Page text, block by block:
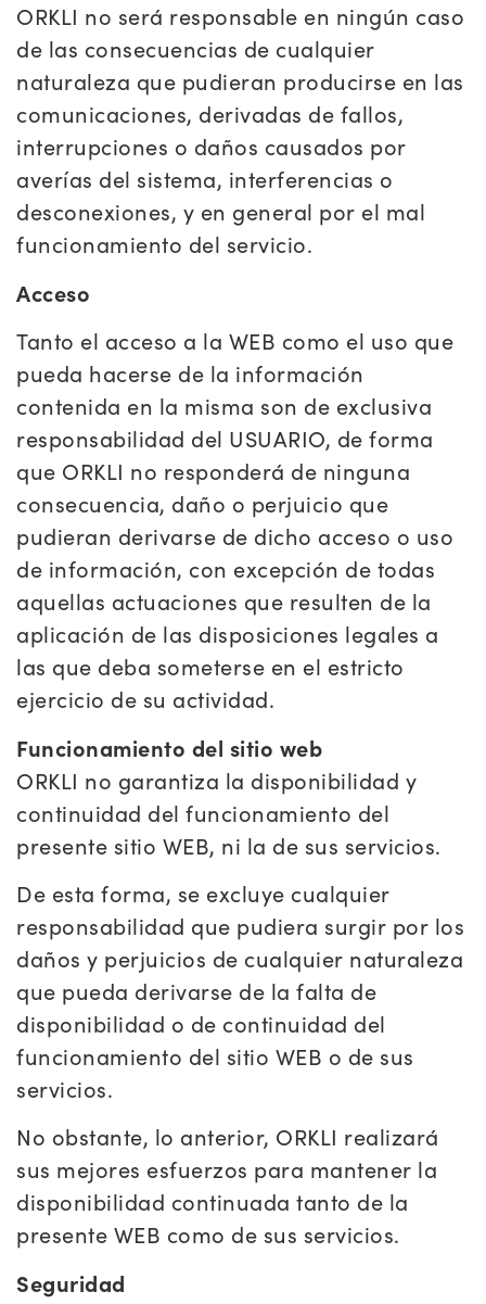
ORKLI no será responsable en ningún caso
de las consecuencias de cualquier
naturaleza que pudieran producirse en las
comunicaciones, derivadas de fallos,
interrupciones o daños causados por
averías del sistema, interferencias o
desconexiones, y en general por el mal
funcionamiento del servicio.
Acceso
Tanto el acceso a la WEB como el uso que
pueda hacerse de la información
contenida en la misma son de exclusiva
responsabilidad del USUARIO, de forma
que ORKLI no responderá de ninguna
consecuencia, daño o perjuicio que
pudieran derivarse de dicho acceso o uso
de información, con excepción de todas
aquellas actuaciones que resulten de la
aplicación de las disposiciones legales a
las que deba someterse en el estricto
ejercicio de su actividad.
Funcionamiento del sitio web
ORKLI no garantiza la disponibilidad y
continuidad del funcionamiento del
presente sitio WEB, ni la de sus servicios.
De esta forma, se excluye cualquier
responsabilidad que pudiera surgir por los
daños y perjuicios de cualquier naturaleza
que pueda derivarse de la falta de
disponibilidad o de continuidad del
funcionamiento del sitio WEB o de sus
servicios.
No obstante, lo anterior, ORKLI realizará
sus mejores esfuerzos para mantener la
disponibilidad continuada tanto de la
presente WEB como de sus servicios.
Seguridad